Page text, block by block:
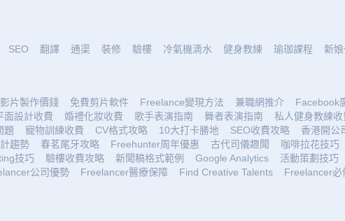
SEO 翻譯 通渠 裝修 驗樓 冷氣機滴水 健身教練 瑜珈課程 新
影片製作價錢 免費剪片軟件 Freelance變現方法 兼職網推介 Facebook
面設計收費 婚禮化妝收費 歌手表演指南 舞者表演指南 私人健身教練收
題 寵物訓練收費 CV格式攻略 10大打卡勝地 SEO收費攻略 香港開公
趨勢 春茗尾牙攻略 Freehunter周年優惠 古代司儀趣聞 咖啡拉花技巧
技巧 驗樓收費攻略 新聞稿格式範例 Google Analytics 活動策劃技巧
公司優勢 Freelancer醫療保障 Find Creative Talents Freelancer必